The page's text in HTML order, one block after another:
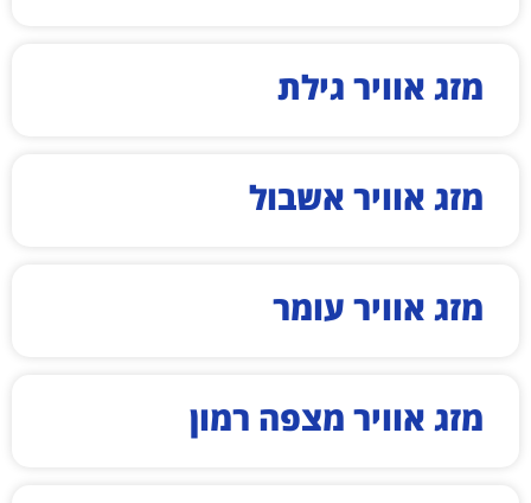
מזג אוויר גילת
מזג אוויר אשבול
מזג אוויר עומר
מזג אוויר מצפה רמון